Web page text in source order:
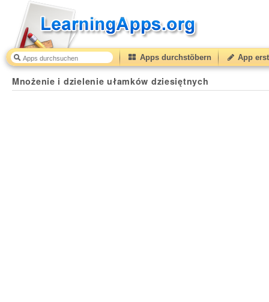
Apps durchstöbern App
Mnożenie i dzielenie ułamków dziesiętnych
Mnożenie i dzielenie ułamków dziesiętnych 50(from